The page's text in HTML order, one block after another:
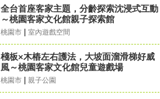
全台首座客家主題，分齡探索沈浸式互動
～桃園客家文化館親子探索館
桃園市 室內遊戲空間
棧板×木樁左右護法，大坡面溜滑梯好威
風～桃園客家文化館兒童遊戲場
桃園市 親子公園